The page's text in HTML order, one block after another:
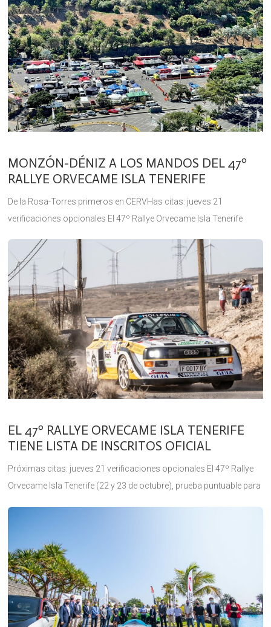
MONZÓN-DÉNIZ A LOS MANDOS DEL 47º
RALLYE ORVECAME ISLA TENERIFE
De la Rosa-Torres primeros en CERVHas citas: jueves 21
verificaciones opcionales El 47º Rallye Orvecame Isla Tenerife
automovilística a
EL 47º RALLYE ORVECAME ISLA TENERIFE
TIENE LISTA DE INSCRITOS OFICIAL
Próximas citas: jueves 21 verificaciones opcionales El 47º Rallye
Orvecame Isla Tenerife (22 y 23 de octubre), prueba puntuable para